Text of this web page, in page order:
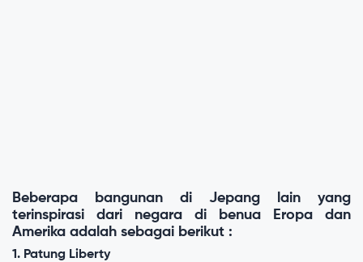
Beberapa bangunan di Jepang lain yang
terinspirasi dari negara di benua Eropa dan
Amerika adalah sebagai berikut :
1. Patung Liberty